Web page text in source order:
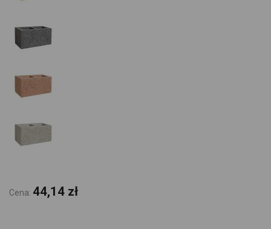
Cena: 44,14 zł